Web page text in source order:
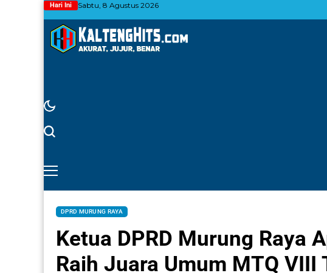
Hari Ini Sabtu, 8 Agustus 2026
DPRD MURUNG RAYA
Ketua DPRD Murung Raya
Raih Juara Umum MTQ